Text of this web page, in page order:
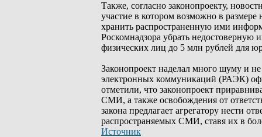
Также, согласно законопроекту,
участие в котором возможно в размере
хранить распространенную ими
Роскомнадзора убрать
физических лиц до 5 млн рублей для
Законопроект наделал много шуму и не
электронных коммуникаций (РАЭК)
отметили, что законопроект
СМИ, а также освобождения от
закона предлагает агрегатору нести
распространяемых СМИ, ставя их в
Источник